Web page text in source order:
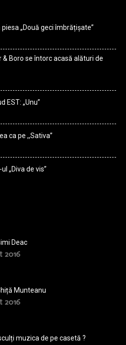
„Două geci îmbrățișate”
& Boro se întorc acasă alături de
EST: „Unu”
ca pe ,,Sativa”
„Diva de vis”
Deac
2016
Munteanu
2016
muzica de pe casetă ?